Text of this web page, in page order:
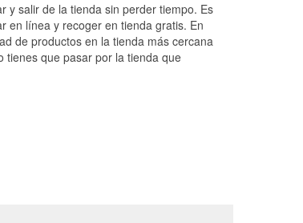
back.
y salir de la tienda sin perder tiempo. Es
en línea y recoger en tienda gratis. En
de productos en la tienda más cercana
tienes que pasar por la tienda que